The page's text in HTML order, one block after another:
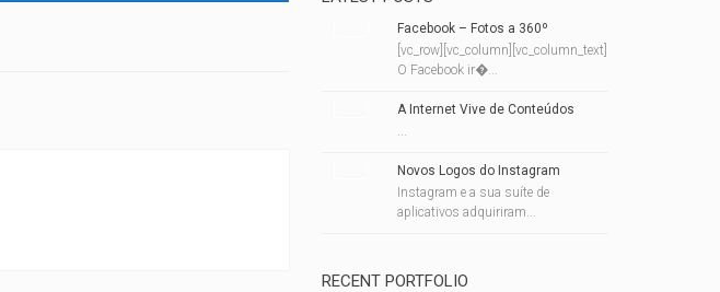
Facebook – Fotos a 360º
[vc_row][vc_column][vc_column_text]
O Facebook ir�...
A Internet Vive de Conteúdos
...
Novos Logos do Instagram
Instagram e a sua suíte de
aplicativos adquiriram...
RECENT PORTFOLIO